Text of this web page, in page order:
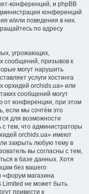
конференций, и phpBB
конференций
и/или поведения в них.
по адресу
угрожающих,
сообщений, призывов к
могут нарушить
услуги хостинга
орхидей orchids.ua» или
сообщений могут
от конференции, при этом
если мы сочтём это
для возможности
тем, что администраторы
orchids.ua» имеют
закрыть любую тему в
вы согласны с тем,
в базе данных. Хотя
без вашего
«форум магазина
Limited не может быть
привести к